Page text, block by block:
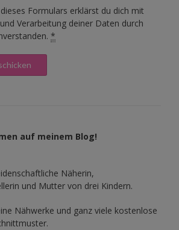
Formulars erklärst du dich mit
Verarbeitung deiner Daten durch
*
auf meinem Blog!
Näherin,
und Mutter von drei Kindern.
Nähwerke und ganz viele kostenlose